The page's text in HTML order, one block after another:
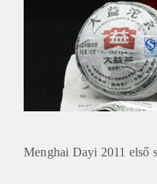
Menghai Dayi 2011 első